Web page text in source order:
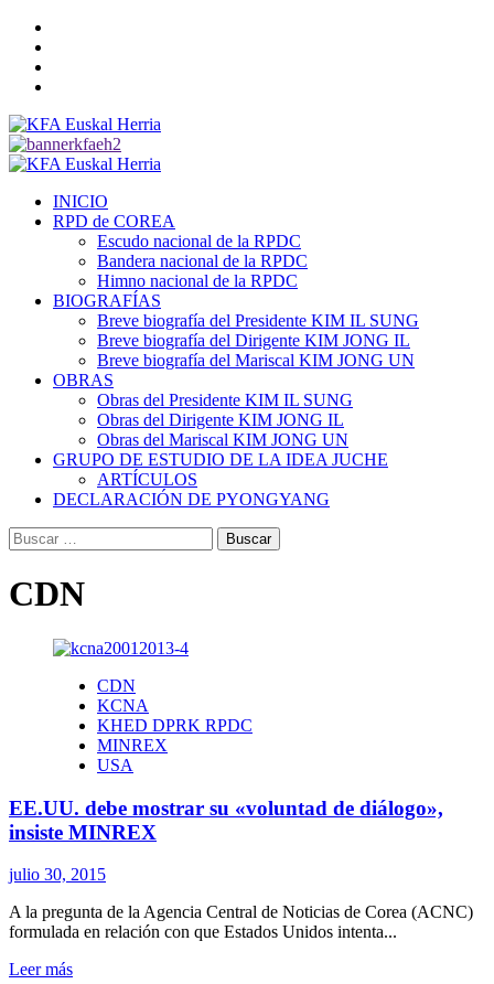
Saltar
contenido
Menú
INICIO
RPD de COREA
Escudo nacional de la RPDC
Bandera nacional de la RPDC
Himno nacional de la RPDC
BIOGRAFÍAS
Breve biografía del Presidente KIM IL SUNG
Breve biografía del Dirigente KIM JONG IL
Breve biografía del Mariscal KIM JONG UN
OBRAS
Obras del Presidente KIM IL SUNG
Obras del Dirigente KIM JONG IL
Obras del Mariscal KIM JONG UN
GRUPO DE ESTUDIO DE LA IDEA JUCHE
ARTÍCULOS
DECLARACIÓN DE PYONGYANG
Buscar:
CDN
CDN
KCNA
KHED DPRK RPDC
MINREX
USA
EE.UU. debe mostrar su «voluntad de diálogo»,
insiste MINREX
julio 30, 2015
A la pregunta de la Agencia Central de Noticias de Corea (ACNC)
formulada en relación con que Estados Unidos intenta...
Leer másLeer